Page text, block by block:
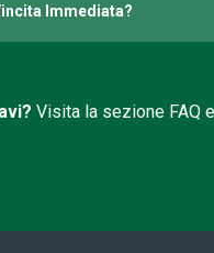
Immediata?
Visita la sezione FAQ